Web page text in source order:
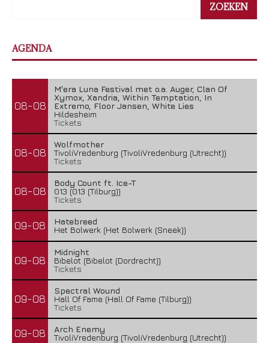
ZOEKEN
AGENDA
08-08
M'era Luna Festival met o.a. Auger, Clan Of
Xymox, Xandria, Within Temptation, In
Extremo, Floor Jansen, White Lies
Hildesheim
Tickets
08-08
Wolfmother
TivoliVredenburg (TivoliVredenburg (Utrecht))
Tickets
08-08
Body Count ft. Ice-T
013 (013 (Tilburg))
Tickets
09-08
Hatebreed
Het Bolwerk (Het Bolwerk (Sneek))
09-08
Midnight
Bibelot (Bibelot (Dordrecht))
Tickets
09-08
Spectral Wound
Hall Of Fame (Hall Of Fame (Tilburg))
Tickets
09-08
Arch Enemy
TivoliVredenburg (TivoliVredenburg (Utrecht))